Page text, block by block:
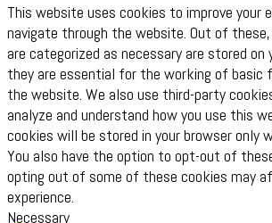
This website uses cookies to improve your
navigate through the website. Out of
are categorized as necessary are stored on
they are essential for the working of basic
the website. We also use third-party
analyze and understand how you use this
cookies will be stored in your browser only
You also have the option to opt-out of
opting out of some of these cookies may
experience.
Necessary